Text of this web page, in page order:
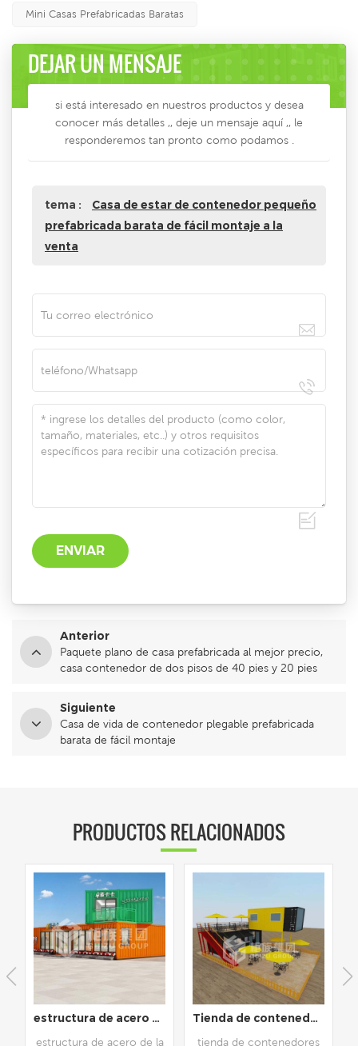
Mini Casas Prefabricadas Baratas
DEJAR UN MENSAJE
si está interesado en nuestros productos y desea
conocer más detalles ,, deje un mensaje aquí ,, le
responderemos tan pronto como podamos .
tema :
Casa de estar de contenedor pequeño
prefabricada barata de fácil montaje a la
venta
Anterior
Paquete plano de casa prefabricada al mejor precio,
casa contenedor de dos pisos de 40 pies y 20 pies
Siguiente
Casa de vida de contenedor plegable prefabricada
barata de fácil montaje
PRODUCTOS RELACIONADOS
Tienda de contenedores de envío de 20 pies y 40 pies, tienda prefabricada
tienda de contenedores
Nuevo diseño, contenedor de envío prefabricado de 40 pies, cafetería
cafetería de